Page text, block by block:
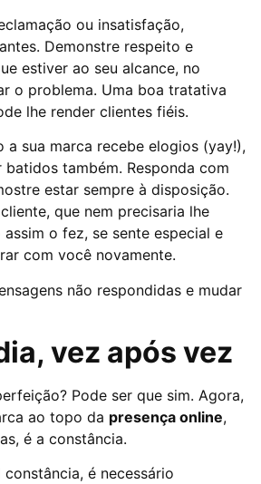
ou insatisfação,
Demonstre respeito e
estiver ao seu alcance, no
o problema. Uma boa tratativa
lhe render clientes fiéis.
a sua marca recebe elogios (yay!),
batidos também. Responda com
estar sempre à disposição.
que nem precisaria lhe
o fez, se sente especial e
com você novamente.
não respondidas e mudar
vez após vez
Pode ser que sim. Agora,
ao topo da presença online,
é a constância.
é necessário